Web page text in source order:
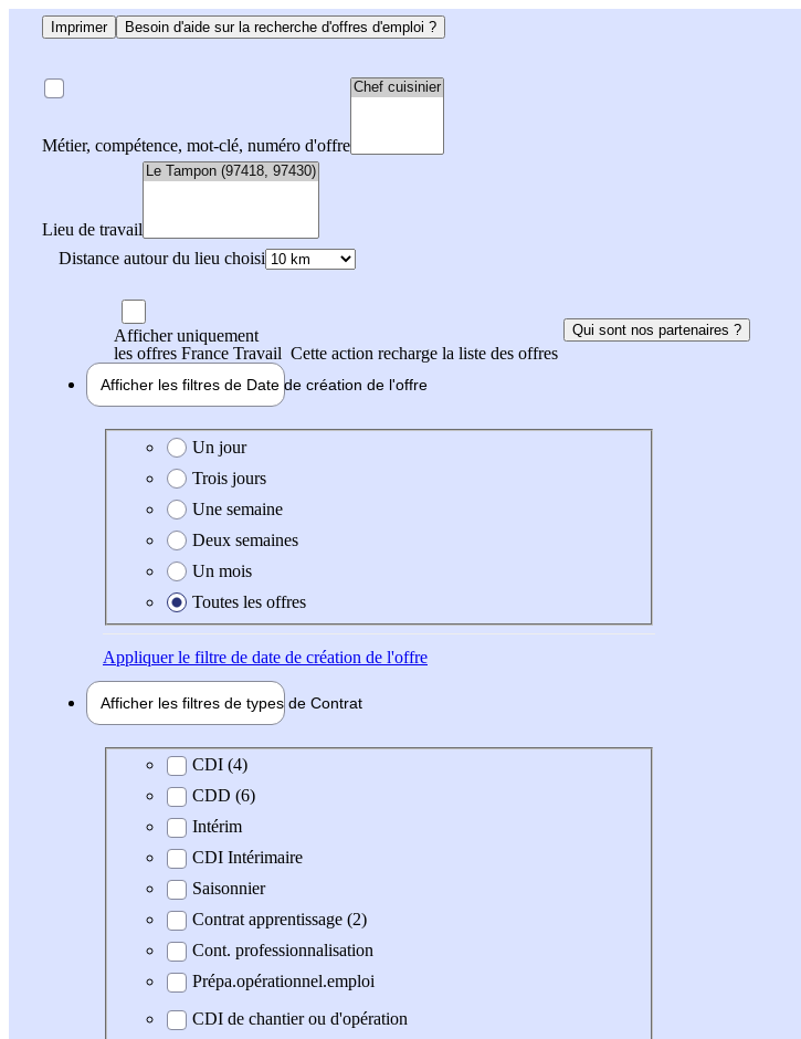
Imprimer Besoin d'aide sur la recherche d'offres d'emploi ?
Métier, compétence, mot-clé, numéro d'offre
Lieu de travail
Distance autour du lieu choisi
Afficher uniquement
les offres France Travail Cette action recharge la liste des offres
Qui sont nos partenaires ?
Afficher les filtres de Date de création de l'offre
Date de création de l'offre
Un jour
Trois jours
Une semaine
Deux semaines
Un mois
Toutes les offres
Appliquerle filtre de date de création de l'offre
Afficher les filtres de types de Contrat
Type de contrat
CDI (4)
CDD (6)
Intérim
CDI Intérimaire
Saisonnier
Contrat apprentissage (2)
Cont. professionnalisation
Prépa.opérationnel.emploi
CDI de chantier ou d'opération